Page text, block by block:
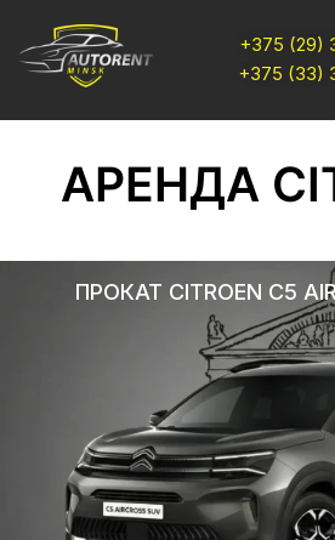
+375 (29)
+375 (33)
АРЕНДА
ПРОКАТ CITROEN C5